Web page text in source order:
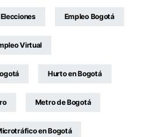
Elecciones Empleo Bogotá
Virtual
Hurto en Bogotá
Metro de Bogotá
en Bogotá